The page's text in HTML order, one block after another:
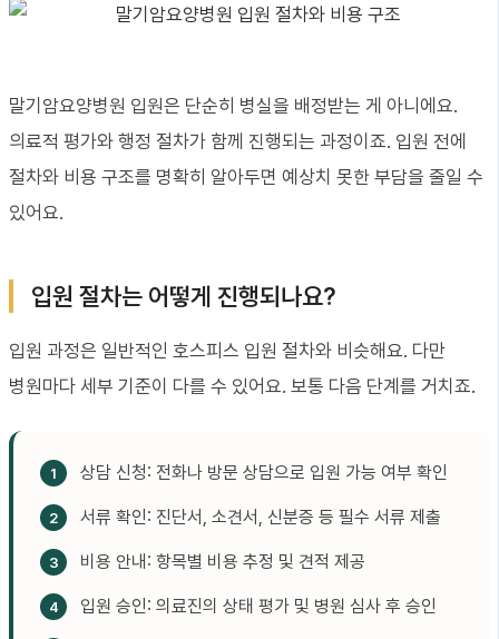
말기암요양병원 입원은 단순히 병실을 배정받는 게 아니에요.
의료적 평가와 행정 절차가 함께 진행되는 과정이죠. 입원 전에
절차와 비용 구조를 명확히 알아두면 예상치 못한 부담을 줄일 수
있어요.
입원 절차는 어떻게 진행되나요?
입원 과정은 일반적인 호스피스 입원 절차와 비슷해요. 다만
병원마다 세부 기준이 다를 수 있어요. 보통 다음 단계를 거치죠.
상담 신청: 전화나 방문 상담으로 입원 가능 여부 확인
서류 확인: 진단서, 소견서, 신분증 등 필수 서류 제출
비용 안내: 항목별 비용 추정 및 견적 제공
입원 승인: 의료진의 상태 평가 및 병원 심사 후 승인